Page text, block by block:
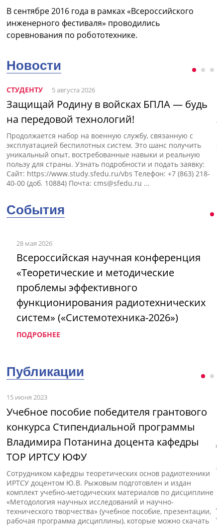
В сентябре 2016 года в рамках «Всероссийского
инженерного фестиваля» проводились
соревнования по робототехнике.
Новости
СТУДЕНТУ 5 августа 2026
Защищай Родину в войсках БПЛА — будь
на передовой технологий!
Продолжается набор на военную службу, связанную с
эксплуатацией беспилотных систем. Это шанс получить
уникальный опыт, востребованные навыки и реальную
пользу для страны. Узнать подробности и подать заявку:
Сайт: https://www.study.sfedu.ru/vbs Телефон: +7 (863) 218-
40-00 (доб. 10884) Почта:cms@sfedu.ru ...
События
28 мая 2026
Всероссийская научная конференция
«Теоретические и методические
проблемы эффективного
функционирования радиотехнических
систем» («Системотехника-2026»)
ПОДРОБНЕЕ
Публикации
15 июня 2023
Учебное пособие победителя грантового
конкурса Стипендиальной программы
Владимира Потанина доцента кафедры
ТОР ИРТСУ ЮФУ
Сотрудником кафедры теоретических основ радиотехники
ИРТСУ доцентом Ю.В. Рыжовым подготовлен и издан
комплект учебно-методических материалов по дисциплине
«Методология научных исследований и научно-
технического творчества» (учебное пособие, презентации,
рабочая программа дисциплины), которые можно скачать
3